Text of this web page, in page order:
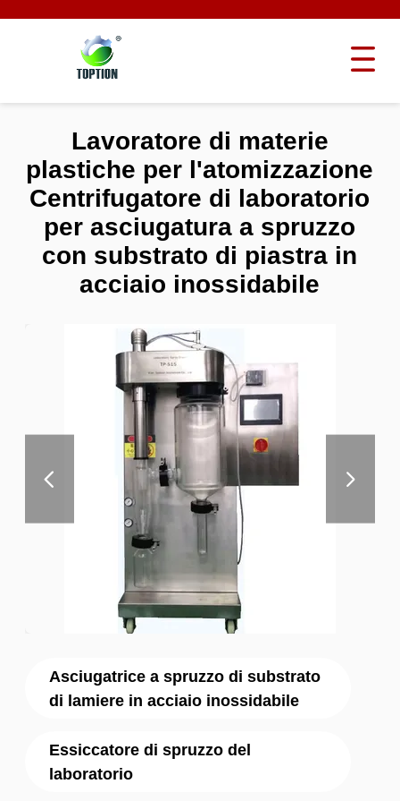
Asciugatrice a spruzzo di substrato
di lamiere in acciaio inossidabile
Essiccatore di spruzzo del
laboratorio
Lavoratore di materie
plastiche per l'atomizzazione
Centrifugatore di laboratorio
per asciugatura a spruzzo
con substrato di piastra in
acciaio inossidabile